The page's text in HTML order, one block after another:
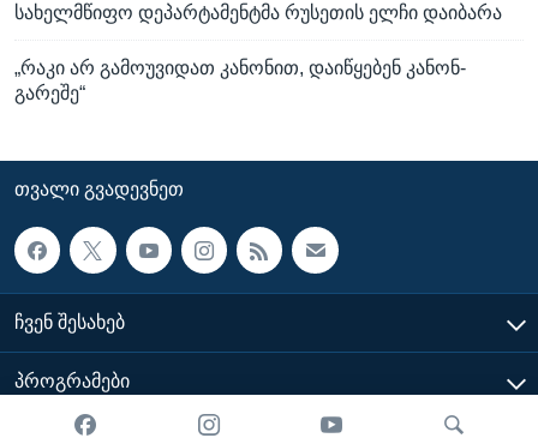
სახელმწიფო დეპარტამენტმა რუსეთის ელჩი დაიბარა
„რაკი არ გამოუვიდათ კანონით, დაიწყებენ კანონ-
გარეშე“
ᲗᲕᲐᲚᲘ ᲒᲕᲐᲓᲔᲕᲜᲔᲗ
ᲩᲕᲔᲜ ᲨᲔᲡᲐᲮᲔᲑ
ᲞᲠᲝᲒᲠᲐᲛᲔᲑᲘ